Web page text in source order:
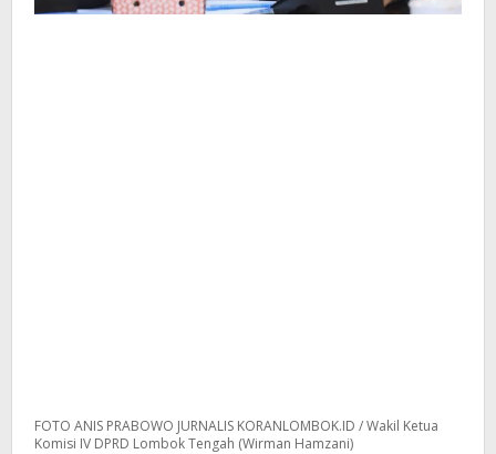
FOTO ANIS PRABOWO JURNALIS KORANLOMBOK.ID / Wakil Ketua
Komisi IV DPRD Lombok Tengah (Wirman Hamzani)